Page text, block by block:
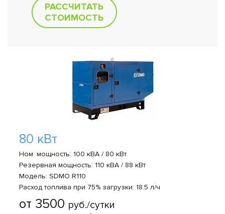
РАССЧИТАТЬ
СТОИМОСТЬ
80 кВт
Ном. мощность: 100 кВА / 80 кВт
Резервная мощность: 110 кВА / 88 кВт
Модель: SDMO R110
Расход топлива при 75% загрузки: 18.5 л/ч
от 3500 руб./сутки